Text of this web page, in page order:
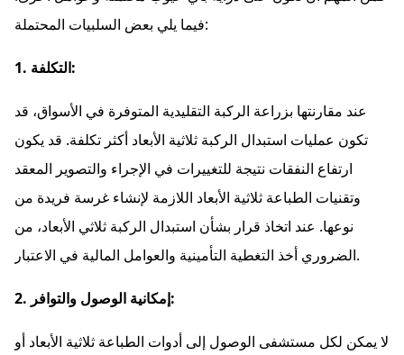
فيما يلي بعض السلبيات المحتملة:
1. التكلفة:
عند مقارنتها بزراعة الركبة التقليدية المتوفرة في الأسواق، قد
تكون عمليات استبدال الركبة ثلاثية الأبعاد أكثر تكلفة. قد يكون
ارتفاع النفقات نتيجة للتغييرات في الإجراء والتصوير المعقد
وتقنيات الطباعة ثلاثية الأبعاد اللازمة لإنشاء غرسة فريدة من
نوعها. عند اتخاذ قرار بشأن استبدال الركبة ثلاثي الأبعاد، من
الضروري أخذ التغطية التأمينية والعوامل المالية في الاعتبار.
2. إمكانية الوصول والتوافر:
لا يمكن لكل مستشفى الوصول إلى أدوات الطباعة ثلاثية الأبعاد أو